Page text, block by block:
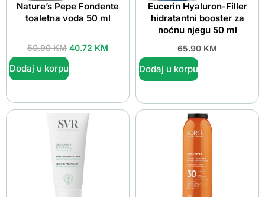
Nature’s Pepe Fondente
toaletna voda 50 ml
50.90KM 40.72 KM
Dodaj u korpu
Eucerin Hyaluron-Filler
hidratantni booster za
noćnu njegu 50 ml
65.90 KM
Dodaj u korpu